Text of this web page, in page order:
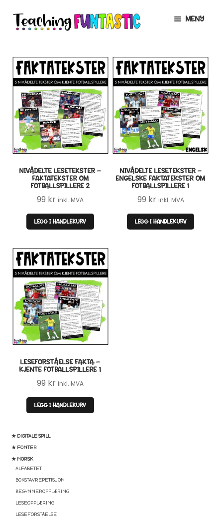
Hopp
til
Hopp
til
MENY
UNDERMENY
MIN KONTO
GRATIS
UTVID
UNDERMENY
BUTIKK
UTVID
UNDERMENY
LISENSER
UTVID
TIPSHJØRNET
★ DIGITALE SPILL
★ FONTER
★ NORSK
ALFABETET
BOKSTAVREPETISJON
BEGYNNEROPPLÆRING
LESEOPPLÆRING
LESEFORSTÅELSE
NIVÅDELTE LESETEKSTER –
FAKTATEKSTER OM
FOTBALLSPILLERE 2
99 kr inkl. MVA
LEGG I HANDLEKURV
NIVÅDELTE LESETEKSTER –
ENGELSKE FAKTATEKSTER OM
FOTBALLSPILLERE 1
99 kr inkl. MVA
LEGG I HANDLEKURV
LESEFORSTÅELSE FAKTA –
KJENTE FOTBALLSPILLERE 1
99 kr inkl. MVA
LEGG I HANDLEKURV